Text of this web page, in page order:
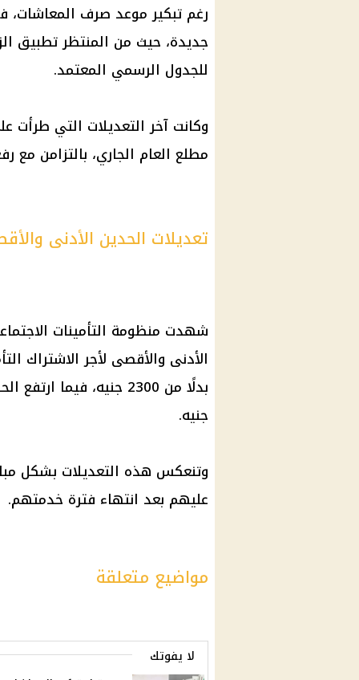
رغم تبكير موعد صرف المعاشات،
جديدة، حيث من المنتظر تطبيق
للجدول الرسمي المعتمد.
وكانت آخر التعديلات التي
مطلع العام الجاري، بالتزامن مع
تعديلات الحدين الأدنى
شهدت منظومة التأمينات
جنيه.
وتنعكس هذه التعديلات بشكل
عليهم بعد انتهاء فترة خدمتهم.
مواضيع متعلقة
لا يفوتك